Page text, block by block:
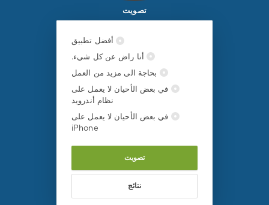
تصويت
أفضل تطبيق
أنا راض عن كل شيء.
بحاجة الى مزيد من العمل
في بعض الأحيان لا يعمل على
نظام أندرويد
في بعض الأحيان لا يعمل على
iPhone
تصويت
نتائج